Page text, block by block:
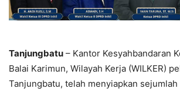
Tanjungbatu – Kantor Kesyahbandaran
Balai Karimun, Wilayah Kerja (WILKER)
Tanjungbatu, telah menyiapkan sejumlah